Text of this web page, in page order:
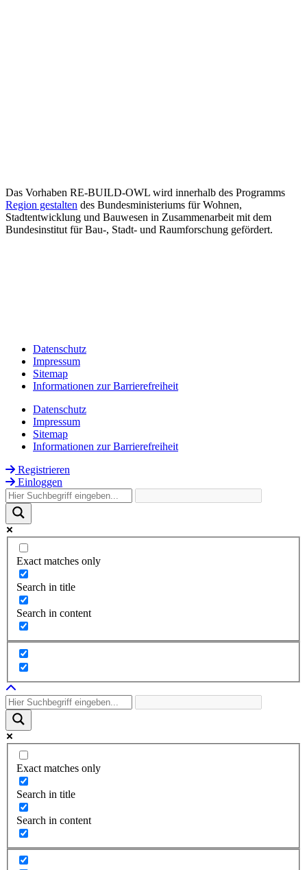
Das Vorhaben RE-BUILD-OWL wird innerhalb des Programms
Region gestalten des Bundesministeriums für Wohnen,
Stadtentwicklung und Bauwesen in Zusammenarbeit mit dem
Bundesinstitut für Bau-, Stadt- und Raumforschung gefördert.
Datenschutz
Impressum
Sitemap
Informationen zur Barrierefreiheit
Datenschutz
Impressum
Sitemap
Informationen zur Barrierefreiheit
Registrieren
Einloggen
Exact matches only
Search in title
Search in content
Exact matches only
Search in title
Search in content